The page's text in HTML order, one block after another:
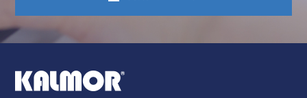
オフィスビル・複合ビル施設
オフィスビル・複合ビル施設